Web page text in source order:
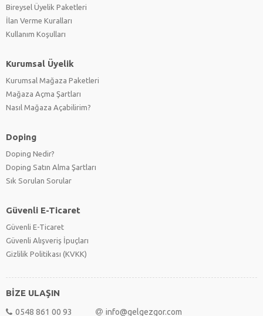
Bireysel Üyelik Paketleri
İlan Verme Kuralları
Kullanım Koşulları
Kurumsal Üyelik
Kurumsal Mağaza Paketleri
Mağaza Açma Şartları
Nasıl Mağaza Açabilirim?
Doping
Doping Nedir?
Doping Satın Alma Şartları
Sık Sorulan Sorular
Güvenli E-Ticaret
Güvenli E-Ticaret
Güvenli Alışveriş İpuçları
Gizlilik Politikası (KVKK)
BİZE ULAŞIN
0548 861 00 93 info@gelgezgor.com